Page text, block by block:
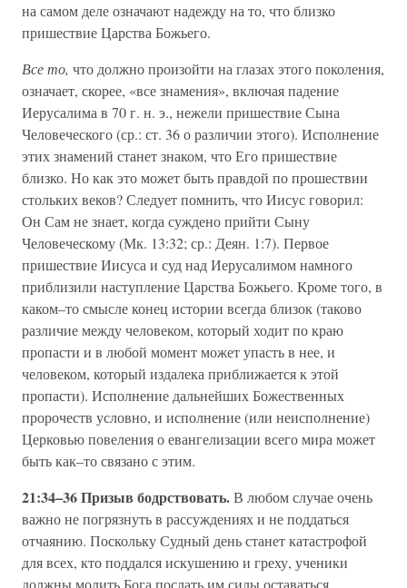
на самом деле означают надежду на то, что близко
пришествие Царства Божьего.
Все то, что должно произойти на глазах этого поколения,
означает, скорее, «все знамения», включая падение
Иерусалима в 70 г. н. э., нежели пришествие Сына
Человеческого (ср.: ст. 36 о различии этого). Исполнение
этих знамений станет знаком, что Его пришествие
близко. Но как это может быть правдой по прошествии
стольких веков? Следует помнить, что Иисус говорил:
Он Сам не знает, когда суждено прийти Сыну
Человеческому (Мк. 13:32; ср.: Деян. 1:7). Первое
пришествие Иисуса и суд над Иерусалимом намного
приблизили наступление Царства Божьего. Кроме того, в
каком–то смысле конец истории всегда близок (таково
различие между человеком, который ходит по краю
пропасти и в любой момент может упасть в нее, и
человеком, который издалека приближается к этой
пропасти). Исполнение дальнейших Божественных
пророчеств условно, и исполнение (или неисполнение)
Церковью повеления о евангелизации всего мира может
быть как–то связано с этим.
21:34–36 Призыв бодрствовать.В любом случае очень
важно не погрязнуть в рассуждениях и не поддаться
отчаянию. Поскольку Судный день станет катастрофой
для всех, кто поддался искушению и греху, ученики
должны молить Бога послать им силы оставаться